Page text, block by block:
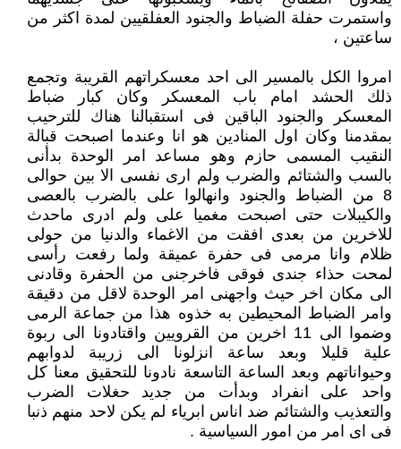
واستمرت حفلة الضباط والجنود العفلقيين لمدة اكثر من
ساعتين ،
امروا الكل بالمسير الى احد معسكراتهم القريبة وتجمع
ذلك الحشد امام باب المعسكر وكان كبار ضباط
المعسكر والجنود الباقين فى استقبالنا هناك للترحيب
بمقدمنا وكان اول المنادين هو انا وعندما اصبحت قبالة
النقيب المسمى حازم وهو مساعد امر الوحدة بدأنى
بالسب والشتائم والضرب ولم ارى نفسى الا بين حوالى
8 من الضباط والجنود وانهالوا على بالضرب بالعصى
والكيبلات حتى اصبحت مغميا على ولم ادرى ماحدث
للاخرين من بعدى افقت من الاغماء والدنيا من حولى
ظلام وانا مرمى فى حفرة عميقة ولما رفعت رأسى
لمحت حذاء جندى فوقى فاخرجنى من الحفرة وقادنى
الى مكان اخر حيث واجهنى امر الوحدة لاقل من دقيقة
وامر الضباط المحيطين به خذوه هذا من جماعة الرمى
وضموا الى 11 اخرين من القرويين واقتادونا الى ربوة
علية قليلا وبعد ساعة انزلونا الى زريبة لدوابهم
وحيواناتهم وبعد الساعة التاسعة نادونا للتحقيق معنا كل
واحد على انفراد وبدأت من جديد حغلات الضرب
والتعذيب والشتائم ضد اناس ابرياء لم يكن لاحد منهم ذنبا
فى اى امر من امور السياسية .